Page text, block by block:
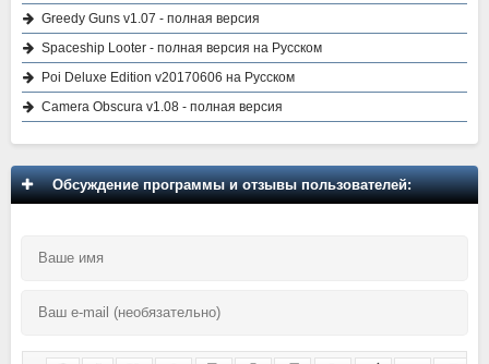
Greedy Guns v1.07 - полная версия
Spaceship Looter - полная версия на Русском
Poi Deluxe Edition v20170606 на Русском
Camera Obscura v1.08 - полная версия
Обсуждение программы и отзывы пользователей: